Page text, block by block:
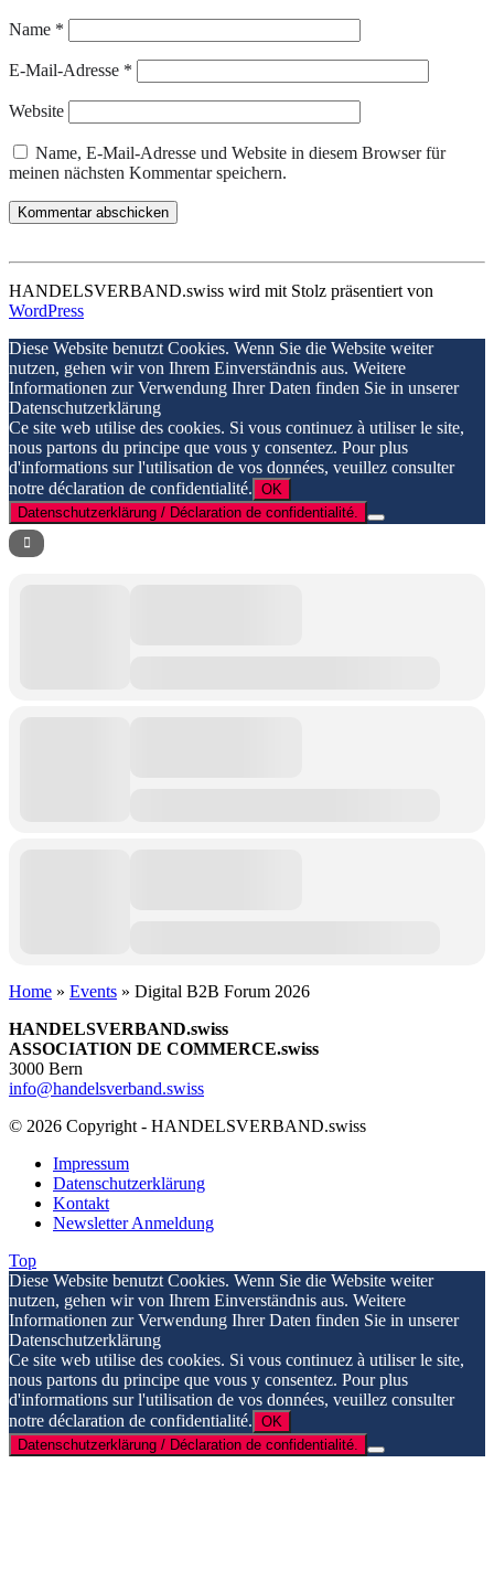
Name *
E-Mail-Adresse *
Website
Name, E-Mail-Adresse und Website in diesem Browser für
meinen nächsten Kommentar speichern.
HANDELSVERBAND.swiss wird mit Stolz präsentiert von
WordPress
Diese Website benutzt Cookies. Wenn Sie die Website weiter
nutzen, gehen wir von Ihrem Einverständnis aus. Weitere
Informationen zur Verwendung Ihrer Daten finden Sie in unserer
Datenschutzerklärung
Ce site web utilise des cookies. Si vous continuez à utiliser le site,
nous partons du principe que vous y consentez. Pour plus
d'informations sur l'utilisation de vos données, veuillez consulter
notre déclaration de confidentialité. OK
Datenschutzerklärung / Déclaration de confidentialité.
Home » Events » Digital B2B Forum 2026
HANDELSVERBAND.swiss
ASSOCIATION DE COMMERCE.swiss
3000 Bern
info@handelsverband.swiss
© 2026 Copyright - HANDELSVERBAND.swiss
Impressum
Datenschutzerklärung
Kontakt
Newsletter Anmeldung
Top
Diese Website benutzt Cookies. Wenn Sie die Website weiter
nutzen, gehen wir von Ihrem Einverständnis aus. Weitere
Informationen zur Verwendung Ihrer Daten finden Sie in unserer
Datenschutzerklärung
Ce site web utilise des cookies. Si vous continuez à utiliser le site,
nous partons du principe que vous y consentez. Pour plus
d'informations sur l'utilisation de vos données, veuillez consulter
notre déclaration de confidentialité. OK
Datenschutzerklärung / Déclaration de confidentialité.